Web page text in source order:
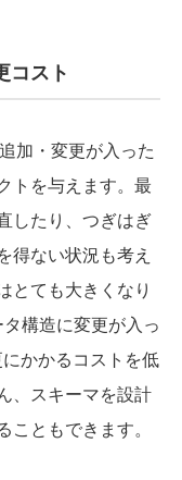
コスト
加・変更が入った
トを与えます。最
したり、つぎはぎ
得ない状況も考え
とても大きくなり
構造に変更が入っ
かかるコストを低
、スキーマを設計
ともできます。